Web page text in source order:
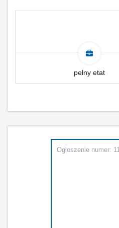
pełny etat
Ogłoszenie numer: